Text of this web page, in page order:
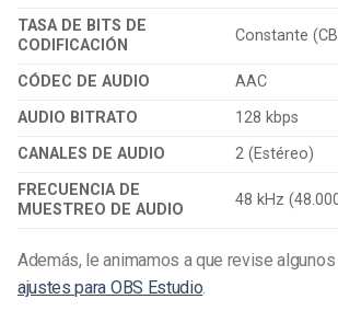
TASA DE BITS DE
CODIFICACIÓN
Constante
CÓDEC DE AUDIO
AAC
AUDIO BITRATO
128 kbps
CANALES DE AUDIO
2 (Estéreo)
FRECUENCIA DE
MUESTREO DE AUDIO
48 kHz
Además, le animamos a que revise
ajustes para OBS Estudio